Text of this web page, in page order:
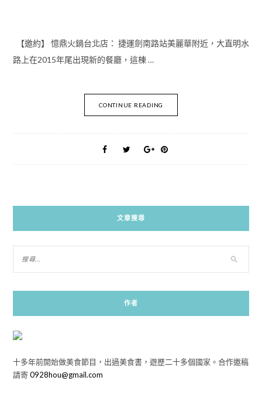
【邀約】 憶鼎火鍋台北店： 捷運劍南路站美麗華附近，大直明水
路上在2015年尾出現新的餐廳，這棟 …
CONTINUE READING
文章搜尋
作者
十多年前開始做美食節目，出過美食書，遊歷二十多個國家。合作邀稿
請寄0928hou@gmail.com